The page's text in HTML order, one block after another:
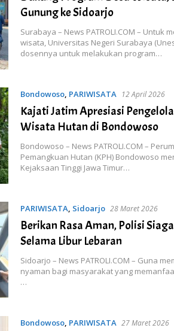
Gunung ke Sidoarjo
Surabaya – News PATROLI.COM – Untuk
wisata, Universitas Negeri Surabaya
dosennya untuk melakukan program…
Bondowoso, PARIWISATA 12 April 2026
Kajati Jatim Apresiasi
Wisata Hutan di Bondowoso
Bondowoso – News PATROLI.COM –
Pemangkuan Hutan (KPH) Bondowoso
Kejaksaan Tinggi Jawa Timur…
PARIWISATA Sidoarjo 28 Maret 2026
Berikan Rasa Aman, Polisi
Selama Libur Lebaran
Sidoarjo – News PATROLI.COM – Guna
nyaman bagi masyarakat yang
…
Bondowoso, PARIWISATA 27 Maret 2026